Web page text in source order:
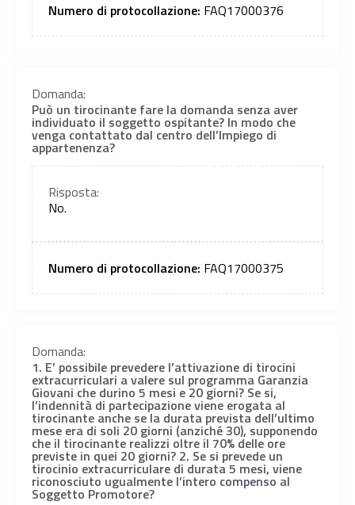
Numero di protocollazione: FAQ17000376
Domanda:
Può un tirocinante fare la domanda senza aver
individuato il soggetto ospitante? In modo che
venga contattato dal centro dell’Impiego di
appartenenza?
Risposta:
No.
Numero di protocollazione: FAQ17000375
Domanda:
1. E’ possibile prevedere l’attivazione di tirocini
extracurriculari a valere sul programma Garanzia
Giovani che durino 5 mesi e 20 giorni? Se si,
l’indennità di partecipazione viene erogata al
tirocinante anche se la durata prevista dell’ultimo
mese era di soli 20 giorni (anziché 30), supponendo
che il tirocinante realizzi oltre il 70% delle ore
previste in quei 20 giorni? 2. Se si prevede un
tirocinio extracurriculare di durata 5 mesi, viene
riconosciuto ugualmente l’intero compenso al
Soggetto Promotore?